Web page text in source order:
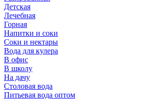
Детская
Лечебная
Горная
Напитки и соки
Соки и нектары
Вода для кулера
В офис
В школу
На дачу
Столовая вода
Питьевая вода оптом